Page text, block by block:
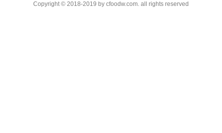
Copyright © 2018-2019 by cfoodw.com. all rights reserved